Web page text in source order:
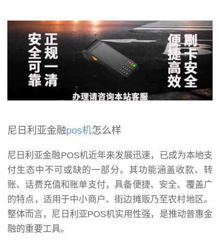
尼日利亚金融pos机怎么样
尼日利亚金融POS机近年来发展迅速，已成为本地支
付生态中不可或缺的一部分。其功能涵盖收款、转
账、话费充值和账单支付，具备便捷、安全、覆盖广
的特点，适用于中小商户、街边摊贩乃至农村地区。
整体而言，尼日利亚POS机实用性强，是推动普惠金
融的重要工具。